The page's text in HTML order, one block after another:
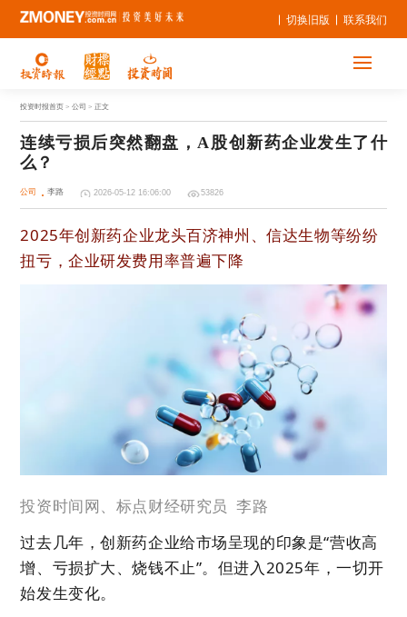
联系我们
切换旧版
投资时报首页 > 公司 > 正文
连续亏损后突然翻盘，A股创新药企业发生了什
么？
公司 李路 2026-05-12 16:06:00 53826
2025年创新药企业龙头百济神州、信达生物等纷纷
扭亏，企业研发费用率普遍下降
投资时间网、标点财经研究员 李路
过去几年，创新药企业给市场呈现的印象是“营收高
增、亏损扩大、烧钱不止”。但进入2025年，一切开
始发生变化。